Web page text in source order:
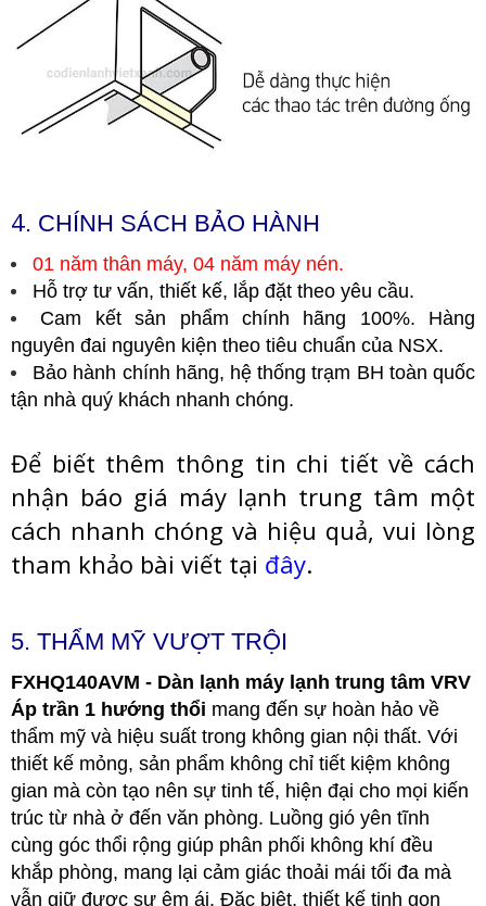
4. CHÍNH SÁCH BẢO HÀNH
01 năm thân máy, 04 năm máy nén.
Hỗ trợ tư vấn, thiết kế, lắp đặt theo yêu cầu.
Cam kết sản phẩm chính hãng 100%. Hàng
nguyên đai nguyên kiện theo tiêu chuẩn của NSX.
Bảo hành chính hãng, hệ thống trạm BH toàn quốc
tận nhà quý khách nhanh chóng.
Để biết thêm thông tin chi tiết về cách
nhận báo giá máy lạnh trung tâm một
cách nhanh chóng và hiệu quả, vui lòng
tham khảo bài viết tại đây.
5. THẨM MỸ VƯỢT TRỘI
FXHQ140AVM - Dàn lạnh máy lạnh trung tâm VRV
Áp trần 1 hướng thổi mang đến sự hoàn hảo về
thẩm mỹ và hiệu suất trong không gian nội thất. Với
thiết kế mỏng, sản phẩm không chỉ tiết kiệm không
gian mà còn tạo nên sự tinh tế, hiện đại cho mọi kiến
trúc từ nhà ở đến văn phòng. Luồng gió yên tĩnh
cùng góc thổi rộng giúp phân phối không khí đều
khắp phòng, mang lại cảm giác thoải mái tối đa mà
vẫn giữ được sự êm ái. Đặc biệt, thiết kế tinh gọn